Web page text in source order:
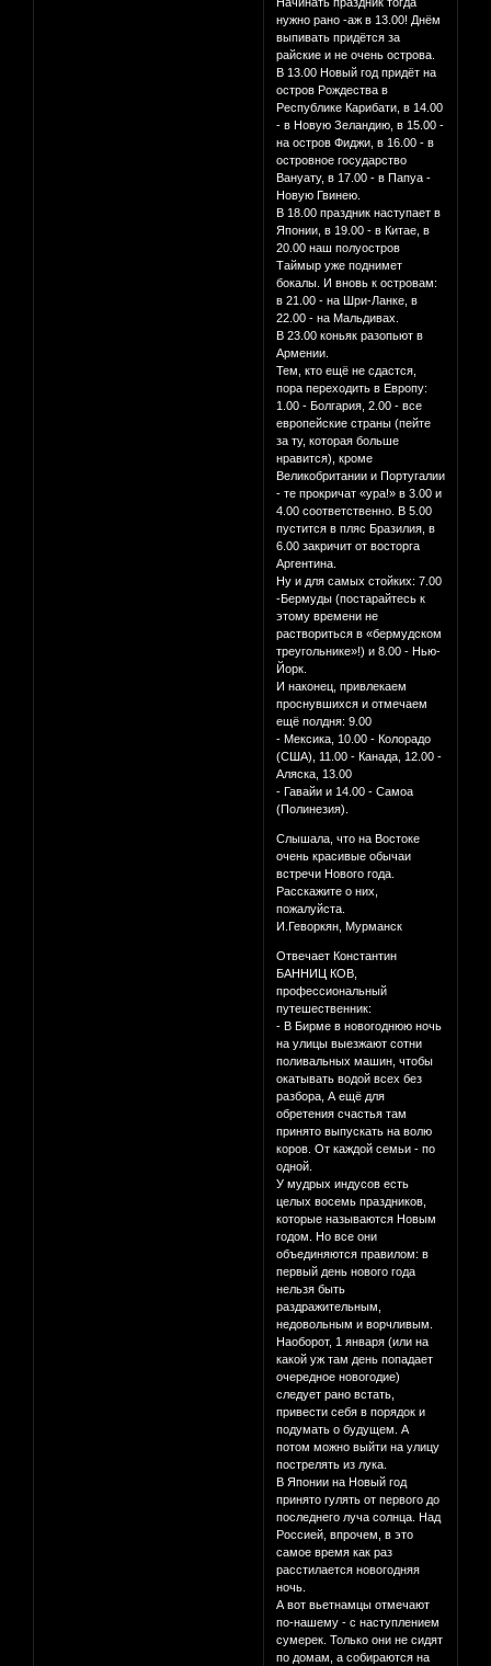
нужно рано -аж в 13.00! Днём
выпивать придётся за
райские и не очень острова.
В 13.00 Новый год придёт на
остров Рождества в
Республике Карибати, в 14.00
- в Новую Зеландию, в 15.00 -
на остров Фиджи, в 16.00 - в
островное государство
Вануату, в 17.00 - в Папуа -
Новую Гвинею.
В 18.00 праздник наступает в
Японии, в 19.00 - в Китае, в
20.00 наш полуостров
Таймыр уже поднимет
бокалы. И вновь к островам:
в 21.00 - на Шри-Ланке, в
22.00 - на Мальдивах.
В 23.00 коньяк разопьют в
Армении.
Тем, кто ещё не сдастся,
пора переходить в Европу:
1.00 - Болгария, 2.00 - все
европейские страны (пейте
за ту, которая больше
нравится), кроме
Великобритании и Португалии
- те прокричат «ура!» в 3.00 и
4.00 соответственно. В 5.00
пустится в пляс Бразилия, в
6.00 закричит от восторга
Аргентина.
Ну и для самых стойких: 7.00
-Бермуды (постарайтесь к
этому времени не
раствориться в «бермудском
треугольнике»!) и 8.00 - Нью-
Йорк.
И наконец, привлекаем
проснувшихся и отмечаем
ещё полдня: 9.00
- Мексика, 10.00 - Колорадо
(США), 11.00 - Канада, 12.00 -
Аляска, 13.00
- Гавайи и 14.00 - Самоа
(Полинезия).
Слышала, что на Востоке
очень красивые обычаи
встречи Нового года.
Расскажите о них,
пожалуйста.
И.Геворкян, Мурманск
Отвечает Константин
БАННИЦ КОВ,
профессиональный
путешественник:
- В Бирме в новогоднюю ночь
на улицы выезжают сотни
поливальных машин, чтобы
окатывать водой всех без
разбора, А ещё для
обретения счастья там
принято выпускать на волю
коров. От каждой семьи - по
одной.
У мудрых индусов есть
целых восемь праздников,
которые называются Новым
годом. Но все они
объединяются правилом: в
первый день нового года
нельзя быть
раздражительным,
недовольным и ворчливым.
Наоборот, 1 января (или на
какой уж там день попадает
очередное новогодие)
следует рано встать,
привести себя в порядок и
подумать о будущем. А
потом можно выйти на улицу
пострелять из лука.
В Японии на Новый год
принято гулять от первого до
последнего луча солнца. Над
Россией, впрочем, в это
самое время как раз
расстилается новогодняя
ночь.
А вот вьетнамцы отмечают
по-нашему - с наступлением
сумерек. Только они не сидят
по домам, а собираются на